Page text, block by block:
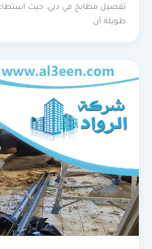
تفصيل مطابخ في دبي، حيث
طويلة أن